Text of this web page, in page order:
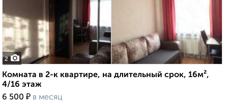
2
Комната в 2-к квартире, на длительный срок, 16м²,
4/16 этаж
6 500 ₽ в месяц